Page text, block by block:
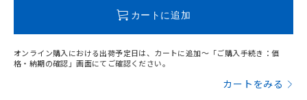
カートに追加
オンライン購入における出荷予定日は、カートに追加～「ご購入手続き：価
格・納期の確認」画面にてご確認ください。
カートをみる